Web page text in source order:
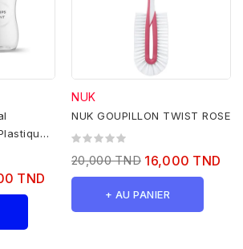
TND
NUK
NUK GOUPILLON TWIST ROSE
20,000 TND 16,000 TND
+ AU PANIER